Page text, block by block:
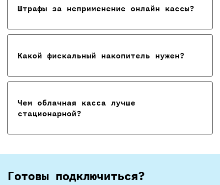
Штрафы за неприменение онлайн кассы?
Какой фискальный накопитель нужен?
Чем облачная касса лучше
стационарной?
Готовы подключиться?